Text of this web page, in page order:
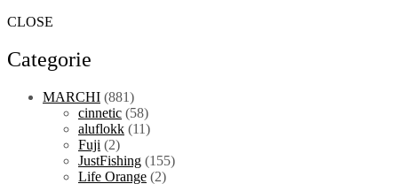
CLOSE
Categorie
MARCHI (881)
cinnetic (58)
aluflokk (11)
Fuji (2)
JustFishing (155)
Life Orange (2)